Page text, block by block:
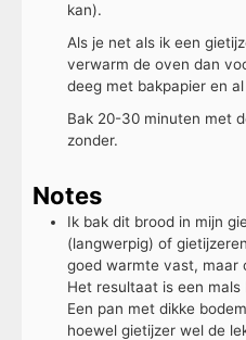
kan).
Als je net als ik een
verwarm de oven dan
deeg met bakpapier en
Bak 20-30 minuten met
zonder.
Notes
Ik bak dit brood in mijn
(langwerpig) of
goed warmte vast, maar
Het resultaat is een
Een pan met dikke
hoewel gietijzer wel de